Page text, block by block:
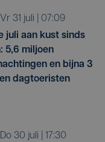
vr 31 juli | 07:09
juli aan kust sinds
5,6 miljoen
en bijna 3
dagtoeristen
do 30 juli | 17:30